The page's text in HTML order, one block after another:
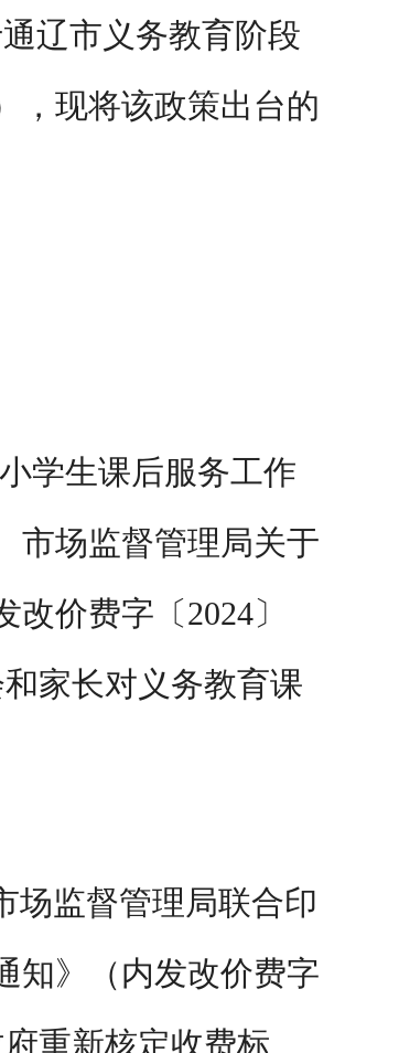
辽市义务教育阶段
，现将该政策出台的
学生课后服务工作
市场监督管理局关于
价费字〔2024〕
家长对义务教育课
场监督管理局联合印
知》（内发改价费字
重新核定收费标